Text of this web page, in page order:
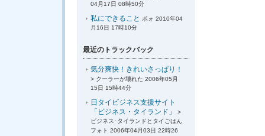
04月17日 08時50分
私にできること ポォ 2010年04
月16日 17時10分
最近のトラックバック
気分爽快！きれいさっぱり！
> クーラーが壊れた 2006年05月
15日 15時44分
日タイビジネス支援サイト
「ビジネス・タイランド」
>
ビジネス･タイランドとタイごはん
フォト 2006年04月03日 22時26